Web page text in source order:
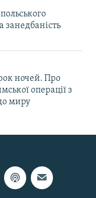
занедбаність
ночей. Про
операції з
миру